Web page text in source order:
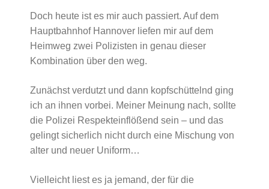
Doch heute ist es mir auch passiert. Auf dem
Hauptbahnhof Hannover liefen mir auf dem
Heimweg zwei Polizisten in genau dieser
Kombination über den weg.
Zunächst verdutzt und dann kopfschüttelnd ging
ich an ihnen vorbei. Meiner Meinung nach, sollte
die Polizei Respekteinflößend sein – und das
gelingt sicherlich nicht durch eine Mischung von
alter und neuer Uniform…
Vielleicht liest es ja jemand, der für die